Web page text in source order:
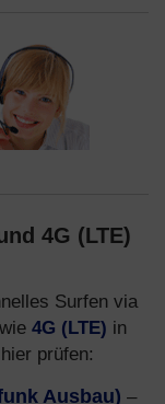
4G (LTE)
Surfen via
4G (LTE) in
prüfen:
Ausbau) –